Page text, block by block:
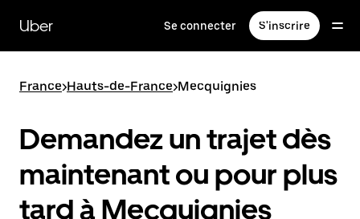
contenu
principal
Uber Se connecter S'inscrire
France>Hauts-de-France>Mecquignies
Demandez un trajet dès
maintenant ou pour plus
tard à Mecquignies